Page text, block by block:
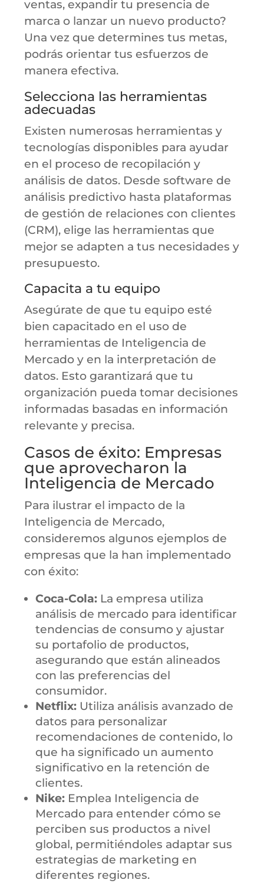
ventas, expandir tu presencia de
marca o lanzar un nuevo producto?
Una vez que determines tus metas,
podrás orientar tus esfuerzos de
manera efectiva.
Selecciona las herramientas
adecuadas
Existen numerosas herramientas y
tecnologías disponibles para ayudar
en el proceso de recopilación y
análisis de datos. Desde software de
análisis predictivo hasta plataformas
de gestión de relaciones con clientes
(CRM), elige las herramientas que
mejor se adapten a tus necesidades y
presupuesto.
Capacita a tu equipo
Asegúrate de que tu equipo esté
bien capacitado en el uso de
herramientas de Inteligencia de
Mercado y en la interpretación de
datos. Esto garantizará que tu
organización pueda tomar decisiones
informadas basadas en información
relevante y precisa.
Casos de éxito: Empresas
que aprovecharon la
Inteligencia de Mercado
Para ilustrar el impacto de la
Inteligencia de Mercado,
consideremos algunos ejemplos de
empresas que la han implementado
con éxito:
Coca-Cola: La empresa utiliza
análisis de mercado para identificar
tendencias de consumo y ajustar
su portafolio de productos,
asegurando que están alineados
con las preferencias del
consumidor.
Netflix: Utiliza análisis avanzado de
datos para personalizar
recomendaciones de contenido, lo
que ha significado un aumento
significativo en la retención de
clientes.
Nike: Emplea Inteligencia de
Mercado para entender cómo se
perciben sus productos a nivel
global, permitiéndoles adaptar sus
estrategias de marketing en
diferentes regiones.